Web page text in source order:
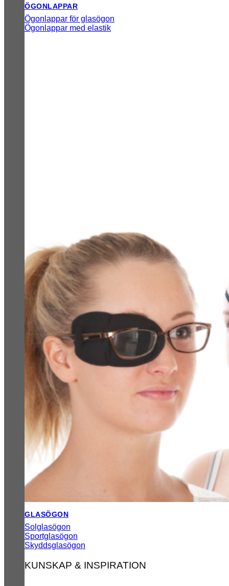
ÖGONLAPPAR
Ögonlappar för glasögon
Ögonlappar med elastik
GLASÖGON
Solglasögon
Sportglasögon
Skyddsglasögon
KUNSKAP & INSPIRATION